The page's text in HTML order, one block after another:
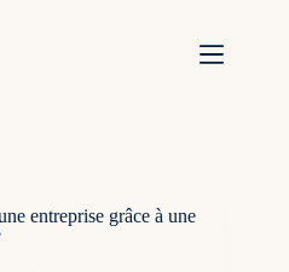
entreprise grâce à une